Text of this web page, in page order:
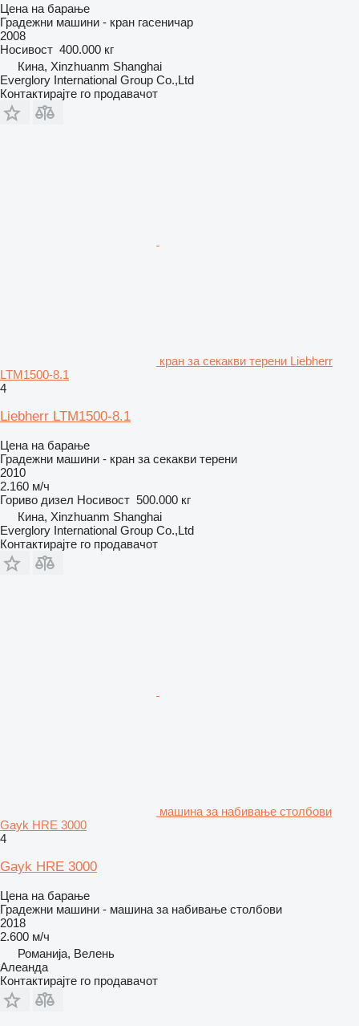
Цена на барање
Градежни машини - кран гасеничар
2008
Носивост 400.000 кг
Кина, Xinzhuanm Shanghai
Everglory International Group Co.,Ltd
Контактирајте го продавачот
кран за секакви терени Liebherr
LTM1500-8.1
4
Liebherr LTM1500-8.1
Цена на барање
Градежни машини - кран за секакви терени
2010
2.160 м/ч
Гориво дизел Носивост 500.000 кг
Кина, Xinzhuanm Shanghai
Everglory International Group Co.,Ltd
Контактирајте го продавачот
машина за набивање столбови
Gayk HRE 3000
4
Gayk HRE 3000
Цена на барање
Градежни машини - машина за набивање столбови
2018
2.600 м/ч
Романија, Велень
Алеанда
Контактирајте го продавачот